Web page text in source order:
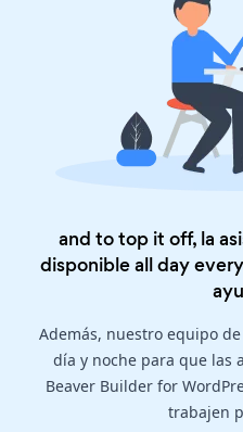
and to top it off, la
disponible all day
Además, nuestro equipo
día y noche para que las
Beaver Builder for
trabajen